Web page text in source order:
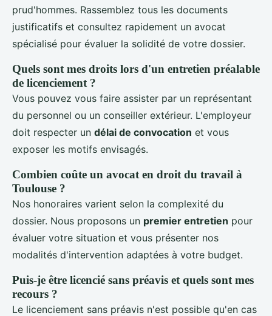
prud'hommes. Rassemblez tous les documents
justificatifs et consultez rapidement un avocat
spécialisé pour évaluer la solidité de votre dossier.
Quels sont mes droits lors d'un entretien préalable
de licenciement ?
Vous pouvez vous faire assister par un représentant
du personnel ou un conseiller extérieur. L'employeur
doit respecter un délai de convocation et vous
exposer les motifs envisagés.
Combien coûte un avocat en droit du travail à
Toulouse ?
Nos honoraires varient selon la complexité du
dossier. Nous proposons un premier entretien pour
évaluer votre situation et vous présenter nos
modalités d'intervention adaptées à votre budget.
Puis-je être licencié sans préavis et quels sont mes
recours ?
Le licenciement sans préavis n'est possible qu'en cas